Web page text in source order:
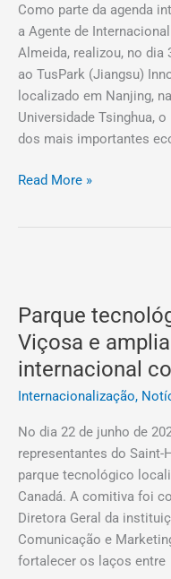
Como parte da agenda
a Agente de
Almeida, realizou, no dia
ao TusPark (Jiangsu)
localizado em Nanjing,
Universidade Tsinghua,
dos mais importantes
dos
principais
ecossistemas
de
inovação
da
China
Read More »
Parque
Viçosa e
internacional
Internacionalização,
No dia 22 de junho de
representantes do
parque tecnológico
Canadá. A comitiva foi
Diretora Geral da
Comunicação e
fortalecer os laços entre
do
Canadá
visita
Viçosa
e
internacional
com